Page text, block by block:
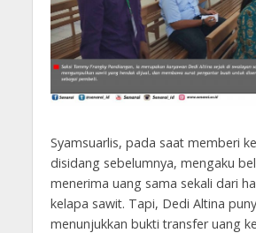
Syamsuarlis, pada saat memberi
disidang sebelumnya, mengaku
menerima uang sama sekali dari
kelapa sawit. Tapi, Dedi Altina
menunjukkan bukti transfer uang